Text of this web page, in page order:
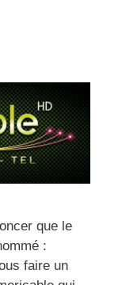
que le
:
faire un